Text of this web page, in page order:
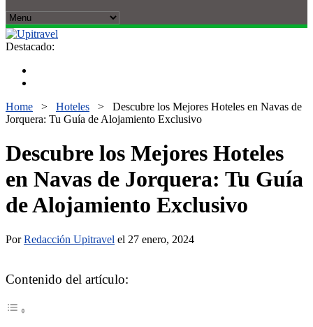
Destacado:
Home > Hoteles > Descubre los Mejores Hoteles en Navas de
Jorquera: Tu Guía de Alojamiento Exclusivo
Descubre los Mejores Hoteles
en Navas de Jorquera: Tu Guía
de Alojamiento Exclusivo
PorRedacción Upitravel el 27 enero, 2024
Contenido del artículo: